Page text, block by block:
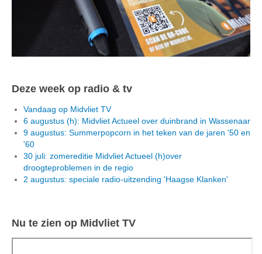
Deze week op radio & tv
Vandaag op Midvliet TV
6 augustus (h): Midvliet Actueel over duinbrand in Wassenaar
9 augustus: Summerpopcorn in het teken van de jaren '50 en
'60
30 juli: zomereditie Midvliet Actueel (h)over
droogteproblemen in de regio
2 augustus: speciale radio-uitzending 'Haagse Klanken'
Nu te zien op Midvliet TV